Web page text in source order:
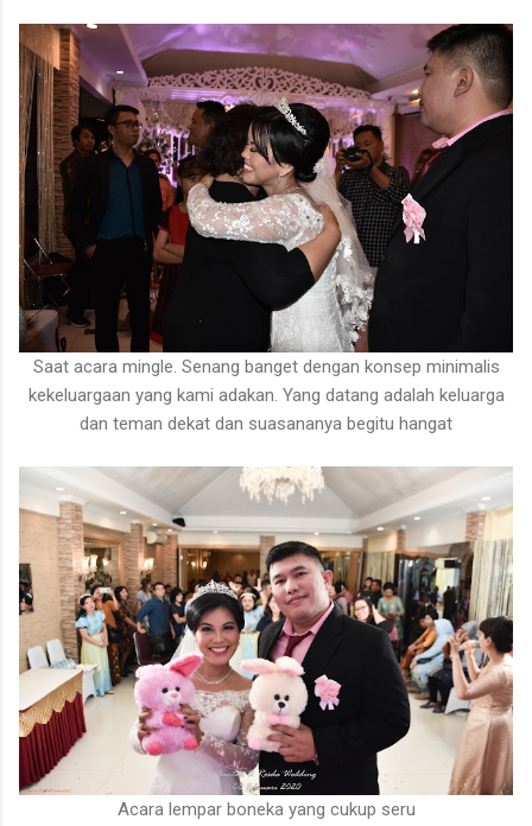
Saat acara mingle. Senang banget dengan konsep minimalis
kekeluargaan yang kami adakan. Yang datang adalah keluarga
dan teman dekat dan suasananya begitu hangat
Acara lempar boneka yang cukup seru